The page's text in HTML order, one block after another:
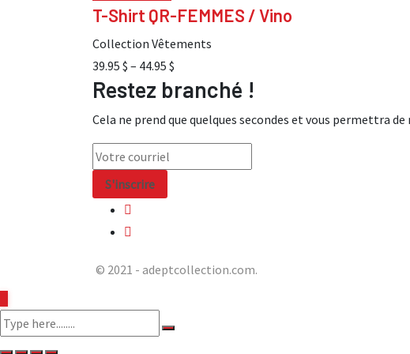
T-Shirt QR-FEMMES / Vino
Collection Vêtements
39.95 $ – 44.95 $
Restez branché !
Cela ne prend que quelques secondes et vous permettra
© 2021 - adeptcollection.com.